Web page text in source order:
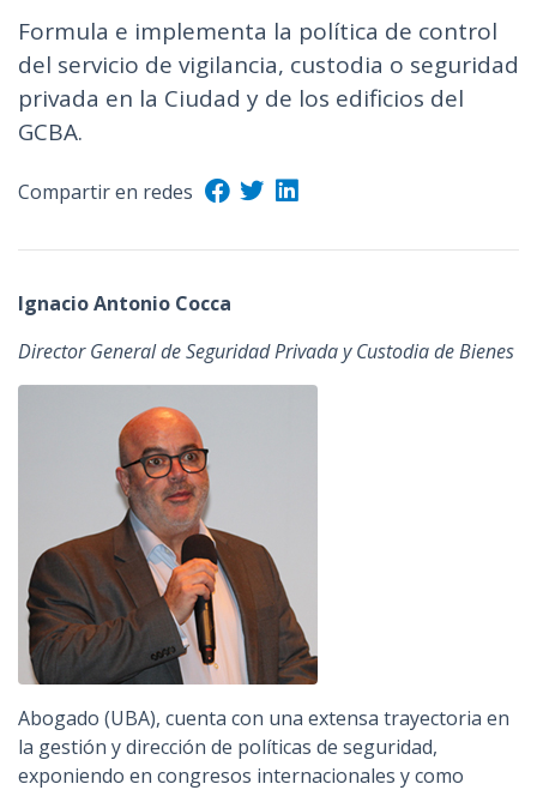
Formula e implementa la política de control
del servicio de vigilancia, custodia o seguridad
privada en la Ciudad y de los edificios del
GCBA.
Compartir en redes
Ignacio Antonio Cocca
Director General de Seguridad Privada y Custodia de Bienes
Abogado (UBA), cuenta con una extensa trayectoria en
la gestión y dirección de políticas de seguridad,
exponiendo en congresos internacionales y como